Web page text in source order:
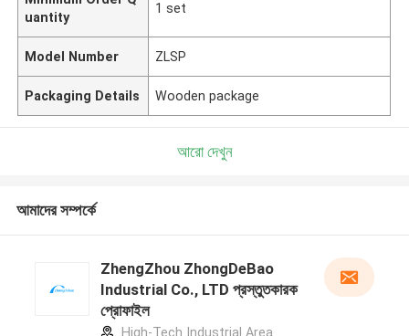
uantity
1 set
Model Number ZLSP
Packaging Details Wooden package
আরো দেখুন
আমাদের সম্পর্কে
ZhengZhou ZhongDeBao
Industrial Co., LTD প্রস্তুতকারক
প্রোফাইল
High-Tech Industrial Area